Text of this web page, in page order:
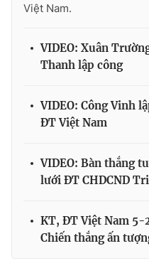
Việt Nam.
VIDEO: Xuân
Thanh lập công
VIDEO: Công Vinh
ĐT Việt Nam
VIDEO: Bàn thắng
lưới ĐT CHDCND
KT, ĐT Việt Nam 5-
Chiến thắng ấn